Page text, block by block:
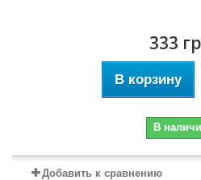
333
В корзину
В
Добавить к сравнению